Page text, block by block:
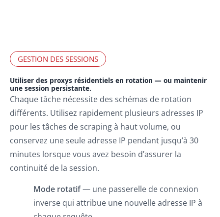
GESTION DES SESSIONS
Utiliser des proxys résidentiels en rotation — ou maintenir
une session persistante.
Chaque tâche nécessite des schémas de rotation
différents. Utilisez rapidement plusieurs adresses IP
pour les tâches de scraping à haut volume, ou
conservez une seule adresse IP pendant jusqu’à 30
minutes lorsque vous avez besoin d’assurer la
continuité de la session.
Mode rotatif— une passerelle de connexion
inverse qui attribue une nouvelle adresse IP à